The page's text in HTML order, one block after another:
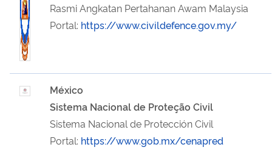
Rasmi Angkatan Pertahanan Awam Malaysia
Portal: https://www.civildefence.gov.my/
México
Sistema Nacional de Proteção Civil
Sistema Nacional de Protección Civil
Portal: https://www.gob.mx/cenapred